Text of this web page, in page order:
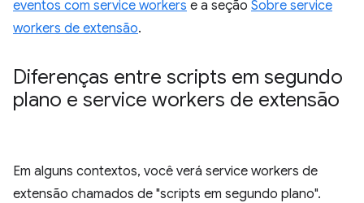
eventos com service workers e a seção Sobre service
workers de extensão.
Diferenças entre scripts em segundo
plano e service workers de extensão
Em alguns contextos, você verá service workers de
extensão chamados de "scripts em segundo plano".